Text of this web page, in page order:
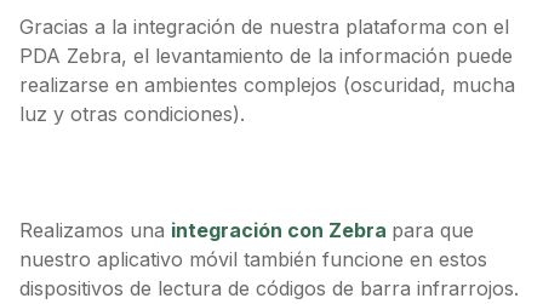
Gracias a la integración de nuestra plataforma con el
PDA Zebra, el levantamiento de la información puede
realizarse en ambientes complejos (oscuridad, mucha
luz y otras condiciones).
Realizamos una integración con Zebra para que
nuestro aplicativo móvil también funcione en estos
dispositivos de lectura de códigos de barra infrarrojos.